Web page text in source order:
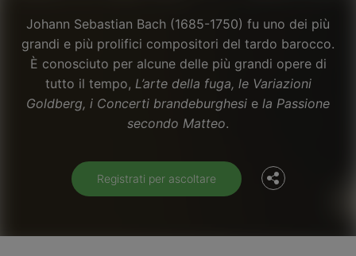
Johann Sebastian Bach (1685-1750) fu uno dei più
grandi e più prolifici compositori del tardo barocco.
È conosciuto per alcune delle più grandi opere di
tutto il tempo, L’arte della fuga, le Variazioni
Goldberg, i Concerti brandeburghesi e la Passione
secondo Matteo.
Registrati per ascoltare
Facebook